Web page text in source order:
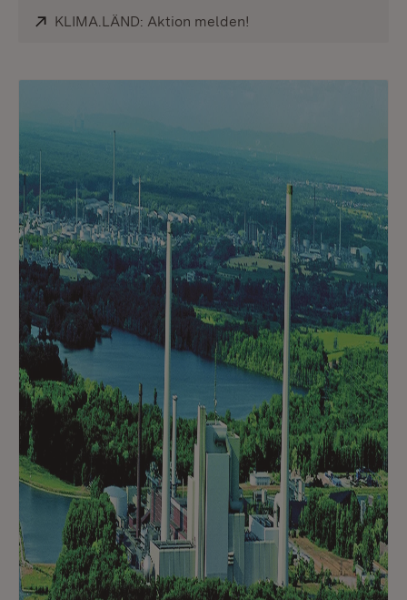
Extern:
KLIMA.LÄND: Aktion melden!